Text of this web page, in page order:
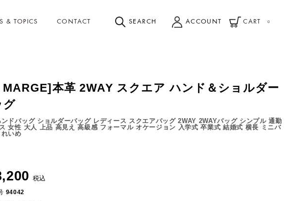
& TOPICS CONTACT SEARCH ACCOUNT CART 0
ドバッグ ショルダーバッグ レディース スクエアバッグ 2WAY 2WAYバッグ シンプル 通勤
女性 大人 上品 高見え 高級感 フォーマル オケージョン 入学式 卒業式 結婚式 横長 ミニバ
いめ
本革 2WAY スクエア ハンド＆ショルダー
グ
税込
94042